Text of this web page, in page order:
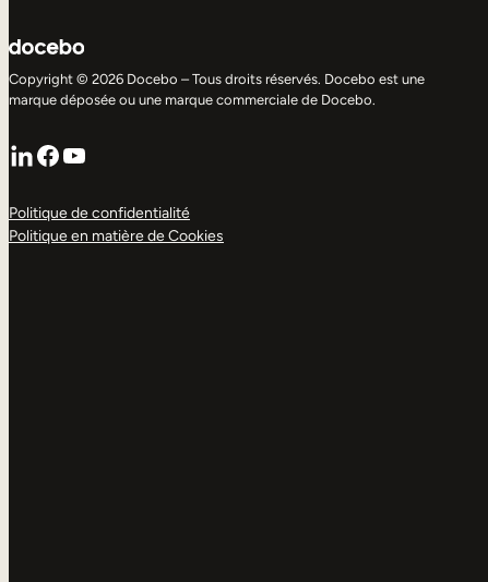
Copyright © 2026 Docebo – Tous droits réservés. Docebo est une
marque déposée ou une marque commerciale de Docebo.
LinkedIn
Facebook
YouTube
Politique de confidentialité
Politique en matière de Cookies